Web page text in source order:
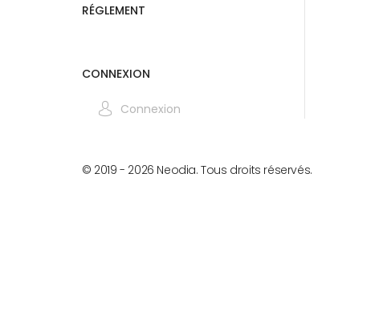
RÉGLEMENT
CONNEXION
Connexion
© 2019 - 2026 Neodia. Tous droits réservés.